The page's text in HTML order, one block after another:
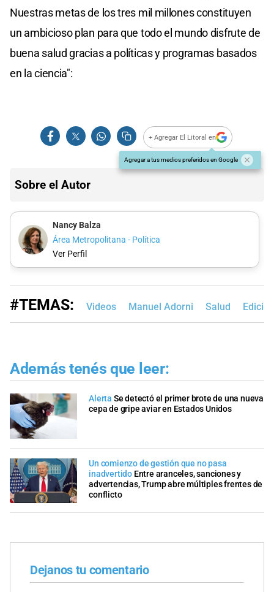
Nuestras metas de los tres mil millones constituyen
un ambicioso plan para que todo el mundo disfrute de
buena salud gracias a políticas y programas basados
en la ciencia":
+ Agregar El Litoral en
Agregar a tus medios preferidos en Google
Sobre el Autor
Nancy Balza
Área Metropolitana - Política
Ver Perfil
#TEMAS: Videos Manuel Adorni Salud
Además tenés que leer:
Alerta Se detectó el primer brote de una nueva
cepa de gripe aviar en Estados Unidos
Un comienzo de gestión que no pasa
inadvertido Entre aranceles, sanciones y
advertencias, Trump abre múltiples frentes de
conflicto
Dejanos tu comentario